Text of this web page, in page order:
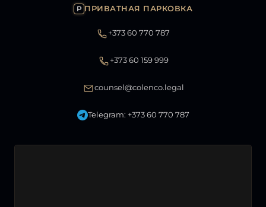
P ПРИВАТНАЯ ПАРКОВКА
+373 60 770 787
+373 60 159 999
counsel@colenco.legal
Telegram: +373 60 770 787